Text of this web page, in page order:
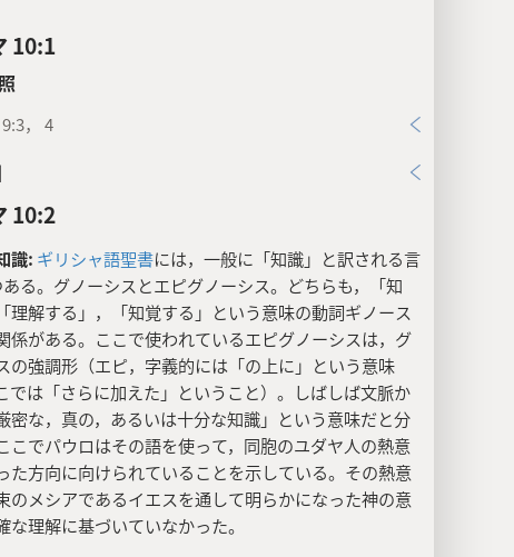
10:1
， 4
10:2
識: ギリシャ語聖書には，一般に「知識」と訳される言
る。グノーシスとエピグノーシス。どちらも，「知
理解する」，「知覚する」という意味の動詞ギノース
係がある。ここで使われているエピグノーシスは，グ
の強調形（エピ，字義的には「の上に」という意味
では「さらに加えた」ということ）。しばしば文脈か
密な，真の，あるいは十分な知識」という意味だと分
こでパウロはその語を使って，同胞のユダヤ人の熱意
た方向に向けられていることを示している。その熱意
のメシアであるイエスを通して明らかになった神の意
な理解に基づいていなかった。